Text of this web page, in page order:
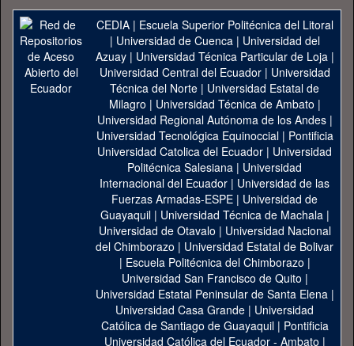
CEDIA| Escuela Superior Politécnica del Litoral
| Universidad de Cuenca| Universidad del
Azuay| Universidad Técnica Particular de Loja|
Universidad Central del Ecuador| Universidad
Técnica del Norte | Universidad Estatal de
Milagro | Universidad Técnica de Ambato |
Universidad Regional Autónoma de los Andes|
Universidad Tecnológica Equinoccial| Pontificia
Universidad Catolica del Ecuador | Universidad
Politécnica Salesiana | Universidad
Internacional del Ecuador | Universidad de las
Fuerzas Armadas-ESPE | Universidad de
Guayaquil| Universidad Técnica de Machala|
Universidad de Otavalo | Universidad Nacional
del Chimborazo | Universidad Estatal de Bolivar
| Escuela Politécnica del Chimborazo |
Universidad San Francisco de Quito |
Universidad Estatal Peninsular de Santa Elena|
Universidad Casa Grande | Universidad
Católica de Santiago de Guayaquil| Pontificia
Universidad Católica del Ecuador - Ambato |